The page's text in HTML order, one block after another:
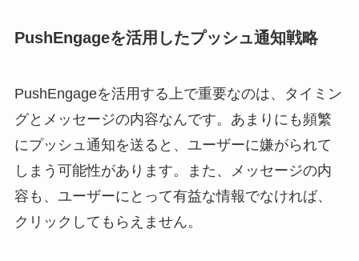
PushEngageを活用したプッシュ通知戦略
PushEngageを活用する上で重要なのは、タイミン
グとメッセージの内容なんです。あまりにも頻繁
にプッシュ通知を送ると、ユーザーに嫌がられて
しまう可能性があります。また、メッセージの内
容も、ユーザーにとって有益な情報でなければ、
クリックしてもらえません。